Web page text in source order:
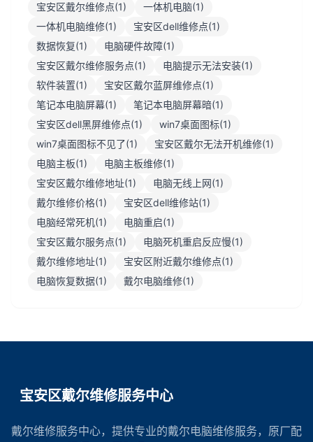
宝安区戴尔维修点(1)
一体机电脑(1)
一体机电脑维修(1)
宝安区dell维修点(1)
数据恢复(1)
电脑硬件故障(1)
宝安区戴尔维修服务点(1)
电脑提示无法安装(1)
软件装置(1)
宝安区戴尔蓝屏维修点(1)
笔记本电脑屏幕(1)
笔记本电脑屏幕暗(1)
宝安区dell黑屏维修点(1)
win7桌面图标(1)
win7桌面图标不见了(1)
宝安区戴尔无法开机维修(1)
电脑主板(1)
电脑主板维修(1)
宝安区戴尔维修地址(1)
电脑无线上网(1)
戴尔维修价格(1)
宝安区dell维修站(1)
电脑经常死机(1)
电脑重启(1)
宝安区戴尔服务点(1)
电脑死机重启反应慢(1)
戴尔维修地址(1)
宝安区附近戴尔维修点(1)
电脑恢复数据(1)
戴尔电脑维修(1)
宝安区戴尔维修服务中心
戴尔维修服务中心，提供专业的戴尔电脑维修服务，原厂配